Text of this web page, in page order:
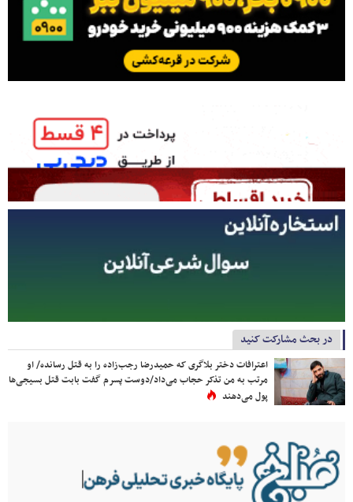
در بحث مشارکت کنید
اعترافات دختر بلاگری که حمیدرضا رجب‌زاده را به قتل رسانده/ او
مرتب به من تذکر حجاب می‌داد/دوست پسرم گفت بابت قتل بسیجی‌ها
پول می‌دهند